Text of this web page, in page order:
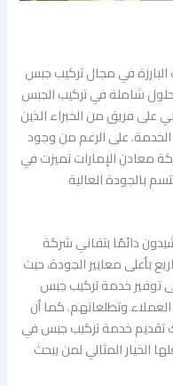
في مجال تركيب جبس
شاملة في تركيب الجبس
على فريق من الخبراء الذين
على الرغم من وجود
معادن الإمارات تميزت في
بالجودة العالية
دائمًا بتفاني شركة
بأعلى معايير الجودة، حيث
توفير خدمة تركيب جبس
وتطلعاتهم. كما أن
تقديم خدمة تركيب جبس في
الخيار المثالي لمن يبحث